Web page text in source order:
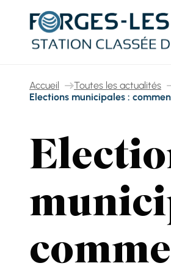
Accueil
Toutes les actualités
Elections municipales :